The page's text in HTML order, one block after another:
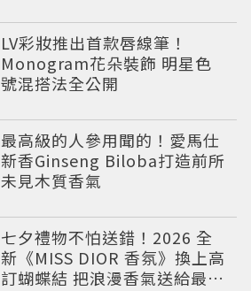
LV彩妝推出首款唇線筆！
Monogram花朵裝飾 明星色
號混搭法全公開
最高級的人參用聞的！愛馬仕
新香Ginseng Biloba打造前所
未見木質香氣
七夕禮物不怕送錯！2026 全
新《MISS DIOR 香氛》換上高
訂蝴蝶結 把浪漫香氣送給最重